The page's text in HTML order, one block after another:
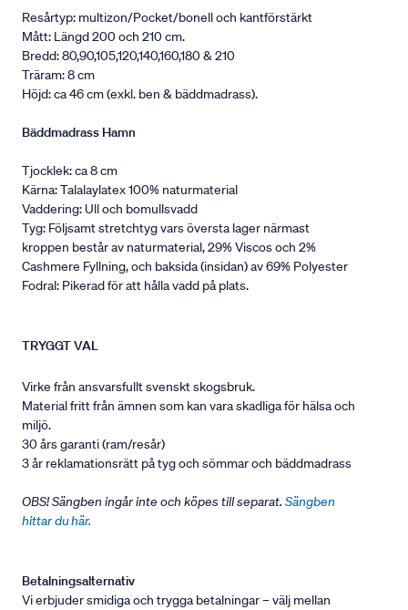
Resårtyp: multizon/Pocket/bonell och kantförstärkt
Mått: Längd 200 och 210 cm.
Bredd: 80,90,105,120,140,160,180 & 210
Träram: 8 cm
Höjd: ca 46 cm (exkl. ben & bäddmadrass).
Bäddmadrass Hamn
Tjocklek: ca 8 cm
Kärna: Talalaylatex 100% naturmaterial
Vaddering: Ull och bomullsvadd
Tyg: Följsamt stretchtyg vars översta lager närmast
kroppen består av naturmaterial, 29% Viscos och 2%
Cashmere Fyllning, och baksida (insidan) av 69% Polyester
Fodral: Pikerad för att hålla vadd på plats.
TRYGGT VAL
Virke från ansvarsfullt svenskt skogsbruk.
Material fritt från ämnen som kan vara skadliga för hälsa och
miljö.
30 års garanti (ram/resår)
3 år reklamationsrätt på tyg och sömmar och bäddmadrass
OBS! Sängben ingår inte och köpes till separat. Sängben
hittar du här.
Betalningsalternativ
Vi erbjuder smidiga och trygga betalningar – välj mellan